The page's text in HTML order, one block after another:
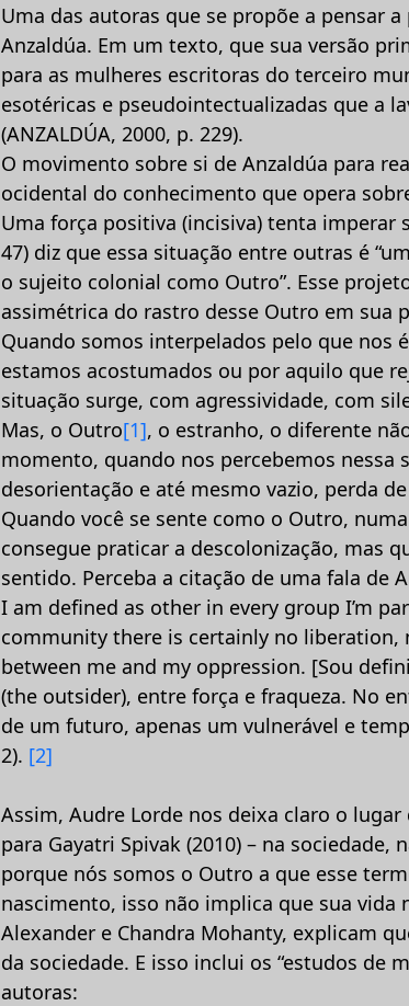
Uma das autoras que se propõe a pensar
Anzaldúa. Em um texto, que sua versão
para as mulheres escritoras do terceiro
esotéricas e pseudointectualizadas que a
(ANZALDÚA, 2000, p. 229).
O movimento sobre si de Anzaldúa para
ocidental do conhecimento que opera
Uma força positiva (incisiva) tenta imperar
47) diz que essa situação entre outras é
o sujeito colonial como Outro”. Esse
assimétrica do rastro desse Outro em sua
Quando somos interpelados pelo que nos
estamos acostumados ou por aquilo que
situação surge, com agressividade, com
Mas, o Outro[1], o estranho, o diferente
momento, quando nos percebemos
desorientação e até mesmo vazio, perda
Quando você se sente como o Outro,
consegue praticar a descolonização, mas
sentido. Perceba a citação de uma fala de
I am defined as other in every group I’m
community there is certainly no
between me and my oppression. [Sou
(the outsider), entre força e fraqueza. No
de um futuro, apenas um vulnerável e
2). [2]
Assim, Audre Lorde nos deixa claro o
para Gayatri Spivak (2010) – na
porque nós somos o Outro a que esse
nascimento, isso não implica que sua vida
Alexander e Chandra Mohanty, explicam
da sociedade. E isso inclui os “estudos de
autoras: